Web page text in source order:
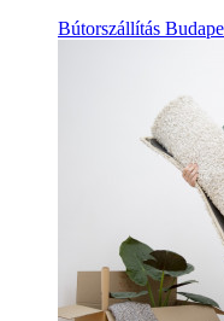
Bútorszállítás